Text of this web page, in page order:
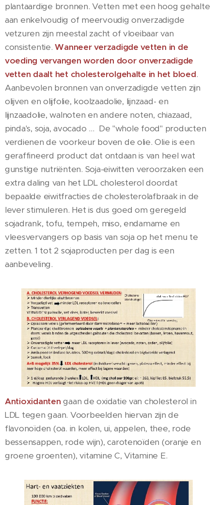
plantaardige bronnen. Vetten met een hoog gehalte
aan enkelvoudig of meervoudig onverzadigde
vetzuren zijn meestal zacht of vloeibaar van
consistentie.Wanneer verzadigde vetten in de
voeding vervangen worden door onverzadigde
vetten daalt het cholesterolgehalte in het bloed.
Aanbevolen bronnen van onverzadigde vetten zijn
olijven en olijfolie, koolzaadolie, lijnzaad- en
lijnzaadolie, walnoten en andere noten, chiazaad,
pinda's, soja, avocado ... De "whole food" producten
verdienen de voorkeur boven de olie. Olie is een
geraffineerd product dat ontdaan is van heel wat
gunstige nutriënten. Soja-eiwitten veroorzaken een
extra daling van het LDL cholesterol doordat
bepaalde eiwitfracties de cholesterolafbraak in de
lever stimuleren. Het is dus goed om geregeld
sojadrank, tofu, tempeh, miso, endamame en
vleesvervangers op basis van soja op het menu te
zetten. 1 tot 2 sojaproducten per dag is een
aanbeveling.
Antioxidantengaan de oxidatie van cholesterol in
LDL tegen gaan. Voorbeelden hiervan zijn de
flavonoïden (oa. in kolen, ui, appelen, thee, rode
bessensappen, rode wijn), carotenoïden (oranje en
groene groenten), vitamine C, Vitamine E.